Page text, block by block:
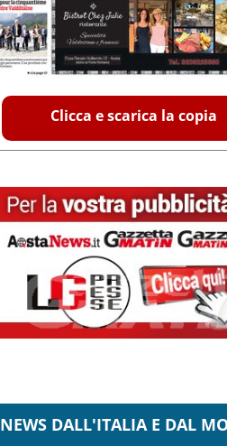
Clicca e scarica la copia
NEWS DALL'ITALIA E DAL